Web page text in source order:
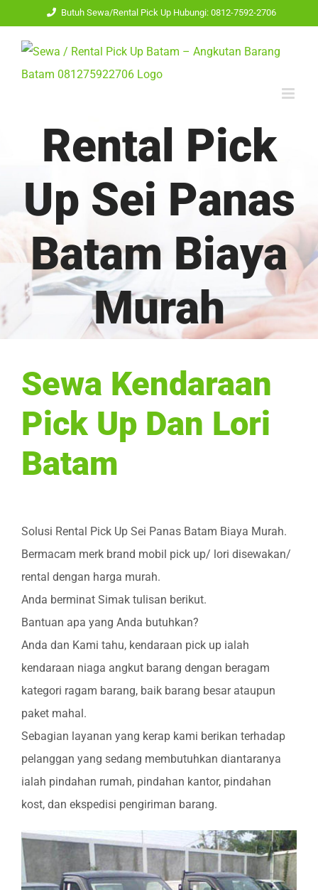
content
Butuh Sewa/Rental Pick Up Hubungi: 0812-7592-2706
Rental Pick
Up Sei Panas
Batam Biaya
Murah
Sewa Kendaraan
Pick Up Dan Lori
Batam
Solusi Rental Pick Up Sei Panas Batam Biaya Murah.
Bermacam merk brand mobil pick up/ lori disewakan/
rental dengan harga murah.
Anda berminat Simak tulisan berikut.
Bantuan apa yang Anda butuhkan?
Anda dan Kami tahu, kendaraan pick up ialah
kendaraan niaga angkut barang dengan beragam
kategori ragam barang, baik barang besar ataupun
paket mahal.
Sebagian layanan yang kerap kami berikan terhadap
pelanggan yang sedang membutuhkan diantaranya
ialah pindahan rumah, pindahan kantor, pindahan
kost, dan ekspedisi pengiriman barang.